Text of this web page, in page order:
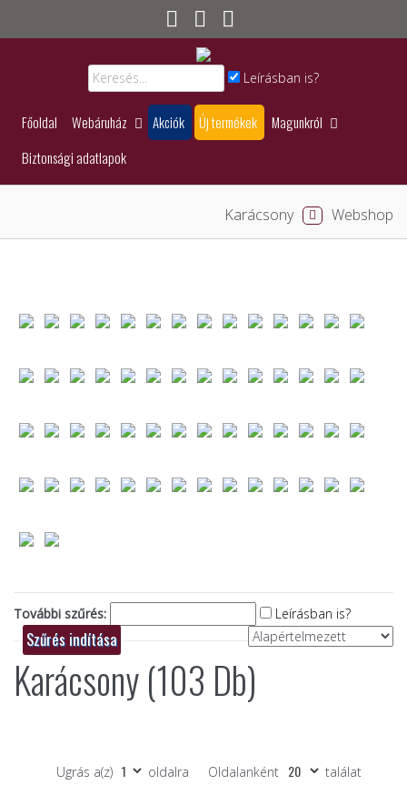
Leírásban is?
Főoldal Webáruház Akciók Új termékek
Magunkról
Biztonsági adatlapok
Webshop
Karácsony
További szűrés: Leírásban is?
Karácsony (103 Db)
Oldalanként találat
Ugrás a(z) oldalra